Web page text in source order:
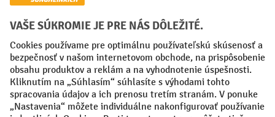
Creditcard (Master)Creditcard (Visa)
Faktúra Predplatba
Sociálne siete
Facebook
YouTube
LinkedIn